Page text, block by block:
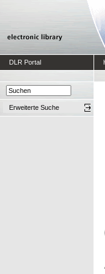
DLR Portal
Erweiterte Suche